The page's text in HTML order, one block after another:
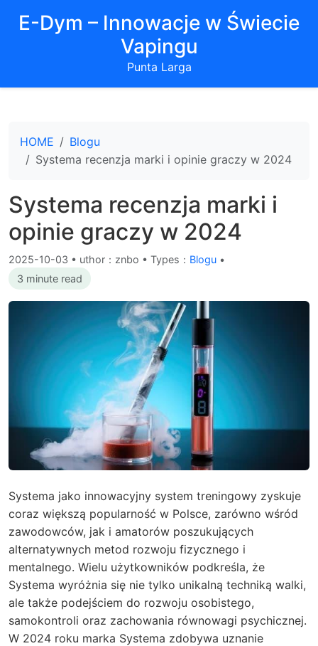
E-Dym – Innowacje w Świecie
Vapingu
Punta Larga
HOME
Blogu
Systema recenzja marki i opinie graczy w 2024
Systema recenzja marki i
opinie graczy w 2024
2025-10-03 • uthor：znbo • Types： Blogu •
3 minute read
Systema jako innowacyjny system treningowy zyskuje
coraz większą popularność w Polsce, zarówno wśród
zawodowców, jak i amatorów poszukujących
alternatywnych metod rozwoju fizycznego i
mentalnego. Wielu użytkowników podkreśla, że
Systema wyróżnia się nie tylko unikalną techniką walki,
ale także podejściem do rozwoju osobistego,
samokontroli oraz zachowania równowagi psychicznej.
W 2024 roku marka Systema zdobywa uznanie